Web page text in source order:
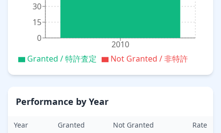
2010
0
15
30
Granted / 特許査定 Not Granted / 非特許
Performance by Year
Year Granted Not Granted
Rate